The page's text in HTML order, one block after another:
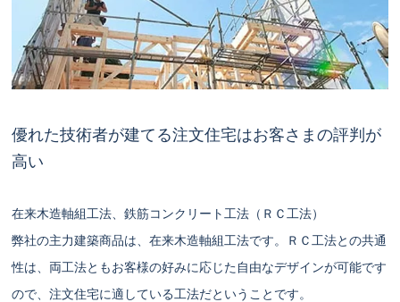
優れた技術者が建てる注文住宅はお客さまの評判が
高い
在来木造軸組工法、鉄筋コンクリート工法（ＲＣ工法）
弊社の主力建築商品は、在来木造軸組工法です。ＲＣ工法との共通
性は、両工法ともお客様の好みに応じた自由なデザインが可能です
ので、注文住宅に適している工法だということです。